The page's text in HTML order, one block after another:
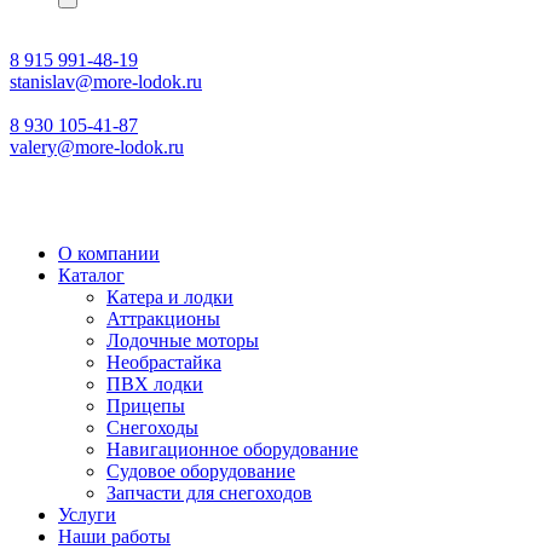
8 915 991-48-19
stanislav@more-lodok.ru
8 930 105-41-87
valery@more-lodok.ru
О компании
Каталог
Катера и лодки
Аттракционы
Лодочные моторы
Необрастайка
ПВХ лодки
Прицепы
Снегоходы
Навигационное оборудование
Судовое оборудование
Запчасти для снегоходов
Услуги
Наши работы